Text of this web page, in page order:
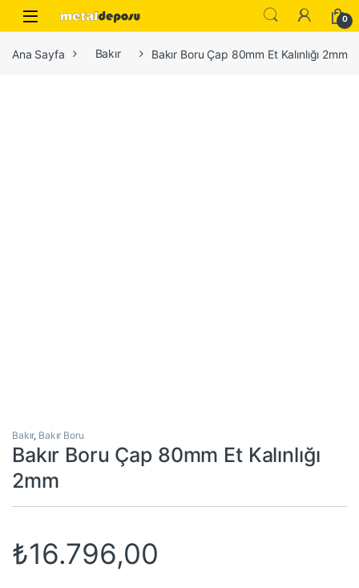
Skip to navigation
Skip to content
0
Ana Sayfa Bakır Bakır Boru Çap 80mm Et Kalınlığı 2mm
Bakır, Bakır Boru
Bakır Boru Çap 80mm Et Kalınlığı
2mm
₺16.796,00